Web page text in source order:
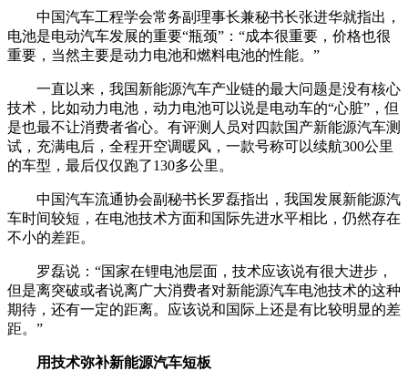
中国汽车工程学会常务副理事长兼秘书长张进华就指出，
电池是电动汽车发展的重要“瓶颈”：“成本很重要，价格也很
重要，当然主要是动力电池和燃料电池的性能。”
一直以来，我国新能源汽车产业链的最大问题是没有核心
技术，比如动力电池，动力电池可以说是电动车的“心脏”，但
是也最不让消费者省心。有评测人员对四款国产新能源汽车测
试，充满电后，全程开空调暖风，一款号称可以续航300公里
的车型，最后仅仅跑了130多公里。
中国汽车流通协会副秘书长罗磊指出，我国发展新能源汽
车时间较短，在电池技术方面和国际先进水平相比，仍然存在
不小的差距。
罗磊说：“国家在锂电池层面，技术应该说有很大进步，
但是离突破或者说离广大消费者对新能源汽车电池技术的这种
期待，还有一定的距离。应该说和国际上还是有比较明显的差
距。”
用技术弥补新能源汽车短板